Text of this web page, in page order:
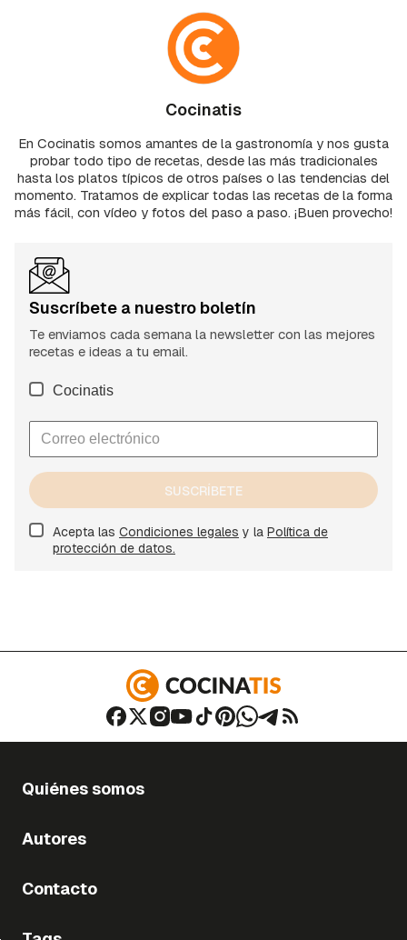
Cocinatis
En Cocinatis somos amantes de la gastronomía y nos gusta
probar todo tipo de recetas, desde las más tradicionales
hasta los platos típicos de otros países o las tendencias del
momento. Tratamos de explicar todas las recetas de la forma
más fácil, con vídeo y fotos del paso a paso. ¡Buen provecho!
Suscríbete a nuestro boletín
Te enviamos cada semana la newsletter con las mejores
recetas e ideas a tu email.
Cocinatis
SUSCRÍBETE
Acepta las Condiciones legales y la Política de
protección de datos.
Quiénes somos
Autores
Contacto